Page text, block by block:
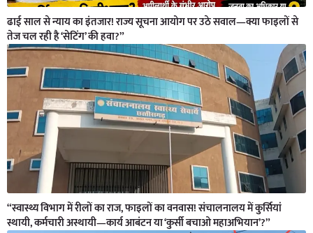
ढाई साल से न्याय का इंतजार! राज्य सूचना आयोग पर उठे सवाल—क्या फाइलों से
तेज चल रही है ‘सेटिंग’ की हवा?”
“स्वास्थ्य विभाग में रीलों का राज, फाइलों का वनवास! संचालनालय में कुर्सियां
स्थायी, कर्मचारी अस्थायी—कार्य आबंटन या ‘कुर्सी बचाओ महाअभियान’?”